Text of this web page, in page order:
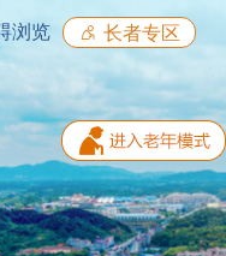
浏览 长者专区